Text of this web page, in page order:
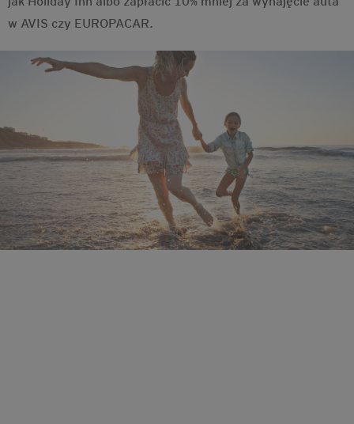
w AVIS czy EUROPACAR.